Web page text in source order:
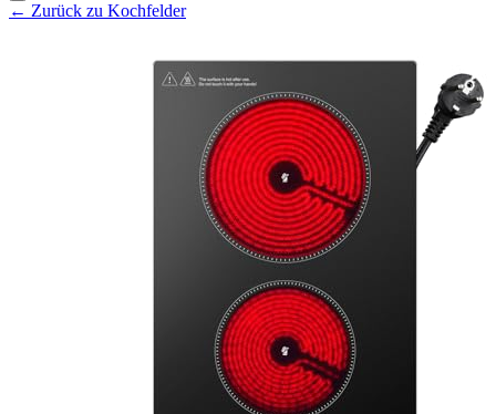
← Zurück zu Kochfelder